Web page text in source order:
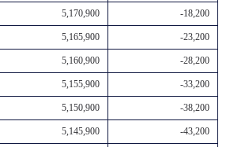
5,170,900 -18,200
5,165,900 -23,200
5,160,900 -28,200
5,155,900 -33,200
5,150,900 -38,200
5,145,900 -43,200